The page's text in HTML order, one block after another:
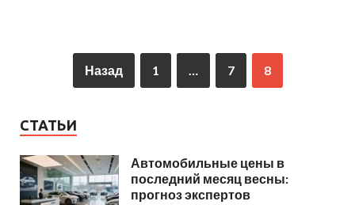
Назад 1 7 8
СТАТЬИ
Автомобильные цены в
последний месяц весны:
прогноз экспертов